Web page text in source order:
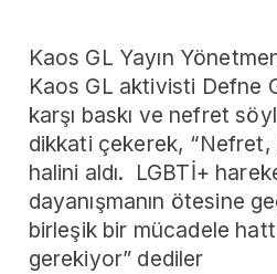
Kaos GL Yayın
Kaos GL aktivisti Defne
karşı baskı ve nefret
dikkati çekerek, “Nefret,
halini aldı. LGBTİ+
dayanışmanın ötesine
birleşik bir mücadele
gerekiyor” dediler